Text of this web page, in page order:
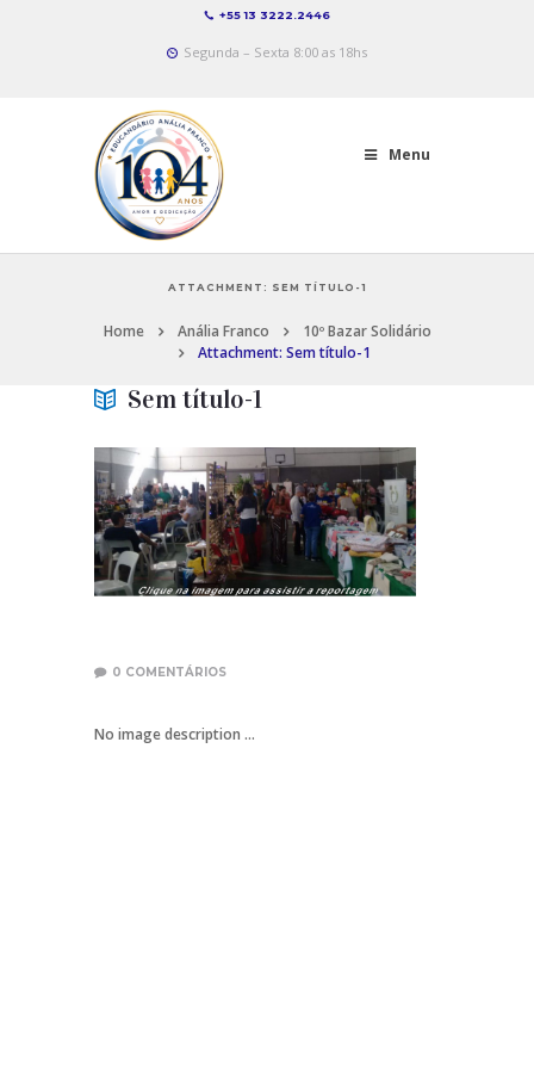
+55 13 3222.2446
Segunda – Sexta 8:00 as 18hs
Menu
ATTACHMENT: SEM TÍTULO-1
Home Anália Franco
10º Bazar Solidário
Attachment: Sem título-1
Sem título-1
0 COMENTÁRIOS
No image description ...